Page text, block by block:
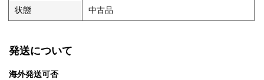
状態 中古品
発送について
海外発送可否